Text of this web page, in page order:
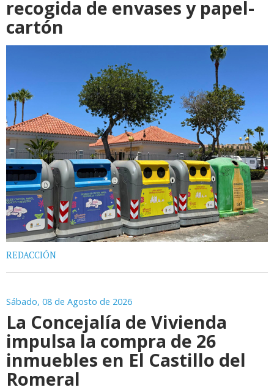
recogida de envases y papel-
cartón
REDACCIÓN
Sábado, 08 de Agosto de 2026
La Concejalía de Vivienda
impulsa la compra de 26
inmuebles en El Castillo del
Romeral